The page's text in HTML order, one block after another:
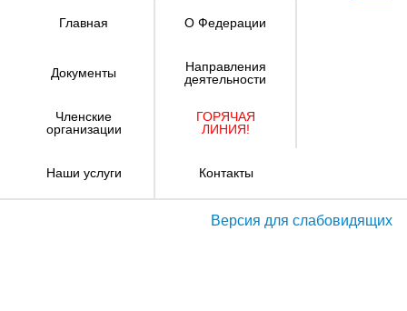
Главная О Федерации
Документы
Направления
деятельности
Членские
организации
ГОРЯЧАЯ
ЛИНИЯ!
Наши услуги Контакты
Версия для слабовидящих